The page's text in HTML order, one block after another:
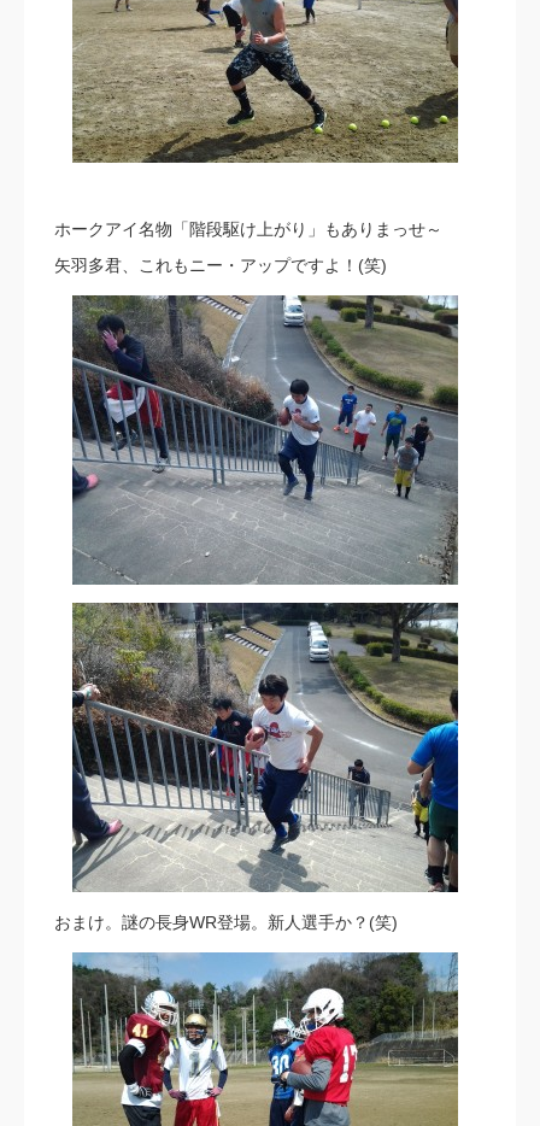
ホークアイ名物「階段駆け上がり」もありまっせ～
矢羽多君、これもニー・アップですよ！(笑)
おまけ。謎の長身WR登場。新人選手か？(笑)